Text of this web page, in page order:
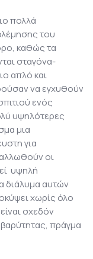
πολλά
του
καθώς τα
σταγόνα-
απλό και
να εγχυθούν
ενός
υψηλότερες
μια
για
οι
υψηλή
διάλυμα αυτών
χωρίς όλο
σχεδόν
πράγμα